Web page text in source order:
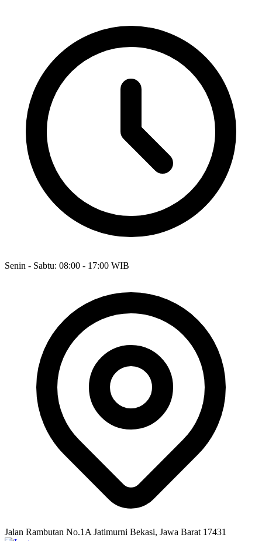
Senin - Sabtu: 08:00 - 17:00 WIB
Jalan Rambutan No.1A Jatimurni Bekasi, Jawa Barat 17431